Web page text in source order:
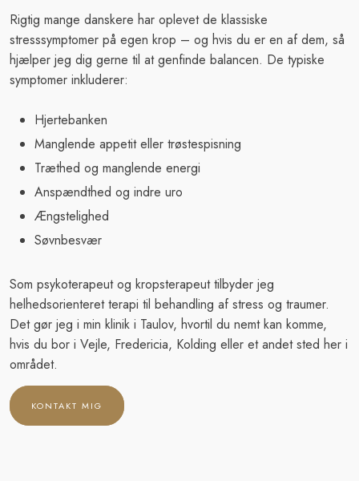
Rigtig mange danskere har oplevet de klassiske
stresssymptomer på egen krop – og hvis du er en af dem, så
hjælper jeg dig gerne til at genfinde balancen. De typiske
symptomer inkluderer:
​Hjertebanken
​Manglende appetit eller trøstespisning
​Træthed og manglende energi
​Anspændthed og indre uro
​Ængstelighed
​Søvnbesvær
Som psykoterapeut og kropsterapeut tilbyder jeg
helhedsorienteret terapi til behandling af stress og traumer.
Det gør jeg i min klinik i Taulov, hvortil du nemt kan komme,
hvis du bor i Vejle, Fredericia, Kolding eller et andet sted her i
området.​
KONTAKT MIG